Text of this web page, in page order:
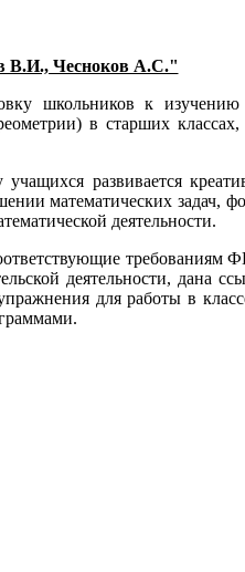
В.И., Чесноков А.С."
школьников к изучению
в старших
развивается
математических задач,
деятельности.
требованиям
деятельности, дана
для работы в